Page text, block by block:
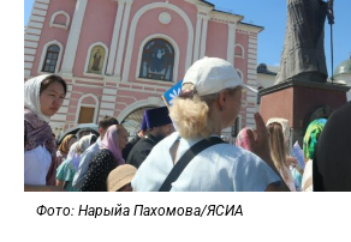
Фото: Нарыйа Пахомова/ЯСИА